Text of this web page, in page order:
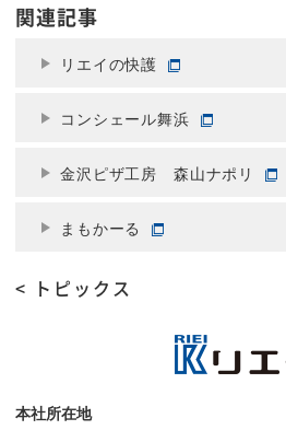
関連記事
リエイの快護
コンシェール舞浜
金沢ピザ工房 森山ナポリ
まもかーる
< トピックス
本社所在地